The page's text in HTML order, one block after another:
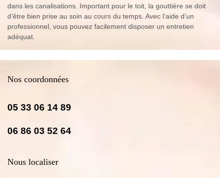
dans les canalisations. Important pour le toit, la gouttière se doit
d’être bien prise au soin au cours du temps. Avec l’aide d’un
professionnel, vous pouvez facilement disposer un entretien
adéquat.
Nos coordonnées
05 33 06 14 89
06 86 03 52 64
Nous localiser